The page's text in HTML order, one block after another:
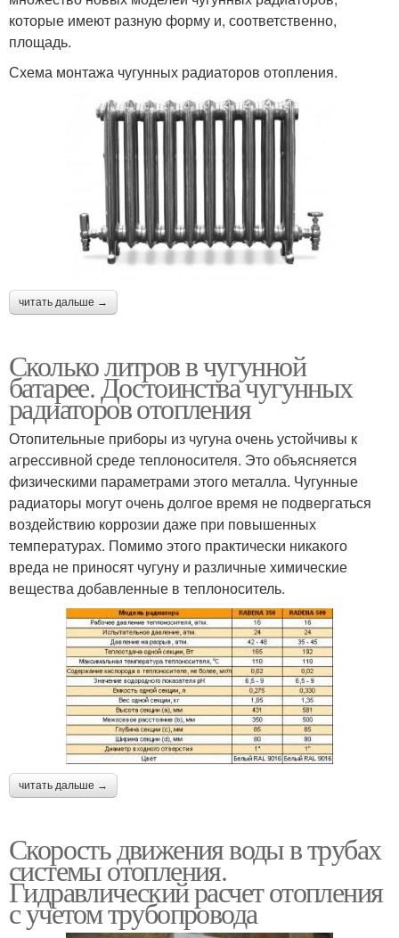
которые имеют разную форму и, соответственно,
площадь.
Схема монтажа чугунных радиаторов отопления.
читать дальше →
Сколько литров в чугунной
батарее. Достоинства чугунных
радиаторов отопления
Отопительные приборы из чугуна очень устойчивы к
агрессивной среде теплоносителя. Это объясняется
физическими параметрами этого металла. Чугунные
радиаторы могут очень долгое время не подвергаться
воздействию коррозии даже при повышенных
температурах. Помимо этого практически никакого
вреда не приносят чугуну и различные химические
вещества добавленные в теплоноситель.
читать дальше →
Скорость движения воды в трубах
системы отопления.
Гидравлический расчет отопления
с учетом трубопровода